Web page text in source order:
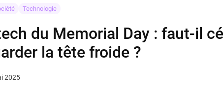
Technologie
du Memorial Day : faut-il
la tête froide ?
2025